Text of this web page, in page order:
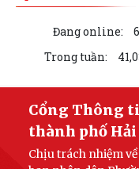
LIÊN KẾT WEB SITE